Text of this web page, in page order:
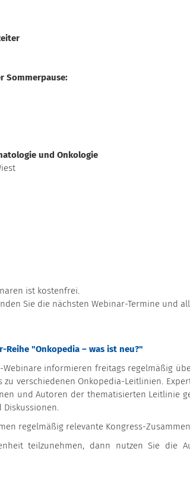
Sommerpause:
und Onkologie
ist kostenfrei.
Sie die nächsten Webinar-Termine und
Reihe "Onkopedia – was ist neu?"
Webinare informieren freitags regelmäßig
zu verschiedenen Onkopedia-Leitlinien.
und Autoren der thematisierten Leitlinie
Diskussionen.
regelmäßig relevante Kongress-
teilzunehmen, dann nutzen Sie die